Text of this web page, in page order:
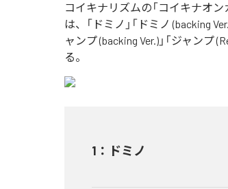
コイキナリズムの「コイキナオ
は、「ドミノ」「ドミノ (backing
ャンプ (backing Ver.)」「ジャンプ
る。
1 ： ドミノ